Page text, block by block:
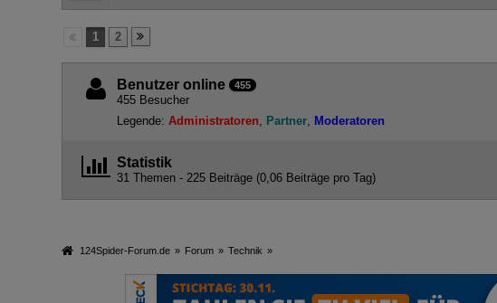
1 2
Benutzer online 455
455 Besucher
Legende: Administratoren Partner Moderatoren
Statistik
31 Themen - 225 Beiträge (0,06 Beiträge pro Tag)
124Spider-Forum.de » Forum » Technik »